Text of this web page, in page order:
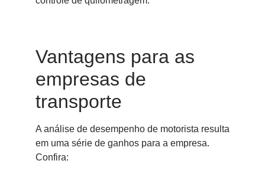
Vantagens para as
empresas de
transporte
A análise de desempenho de motorista resulta
em uma série de ganhos para a empresa.
Confira: